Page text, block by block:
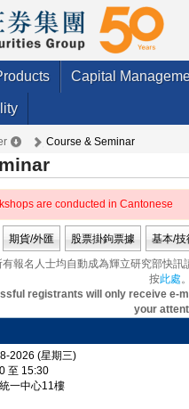
Capital
Course & Seminar
are conducted in Cantonese
期貨/外匯 股票掛鉤票據 基本/技
報名人士均自動成為輝立研究部快
按此處。
registrants will only receive e-
your
2026 (星期三)
至 15:30
一中心11樓